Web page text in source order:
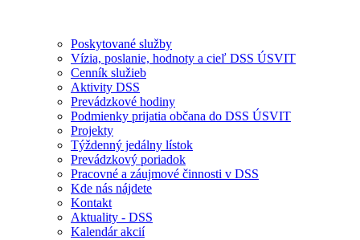
Poskytované služby
Vízia, poslanie, hodnoty a cieľ DSS ÚSVIT
Cenník služieb
Aktivity DSS
Prevádzkové hodiny
Podmienky prijatia občana do DSS ÚSVIT
Projekty
Týždenný jedálny lístok
Prevádzkový poriadok
Pracovné a záujmové činnosti v DSS
Kde nás nájdete
Kontakt
Aktuality - DSS
Kalendár akcií